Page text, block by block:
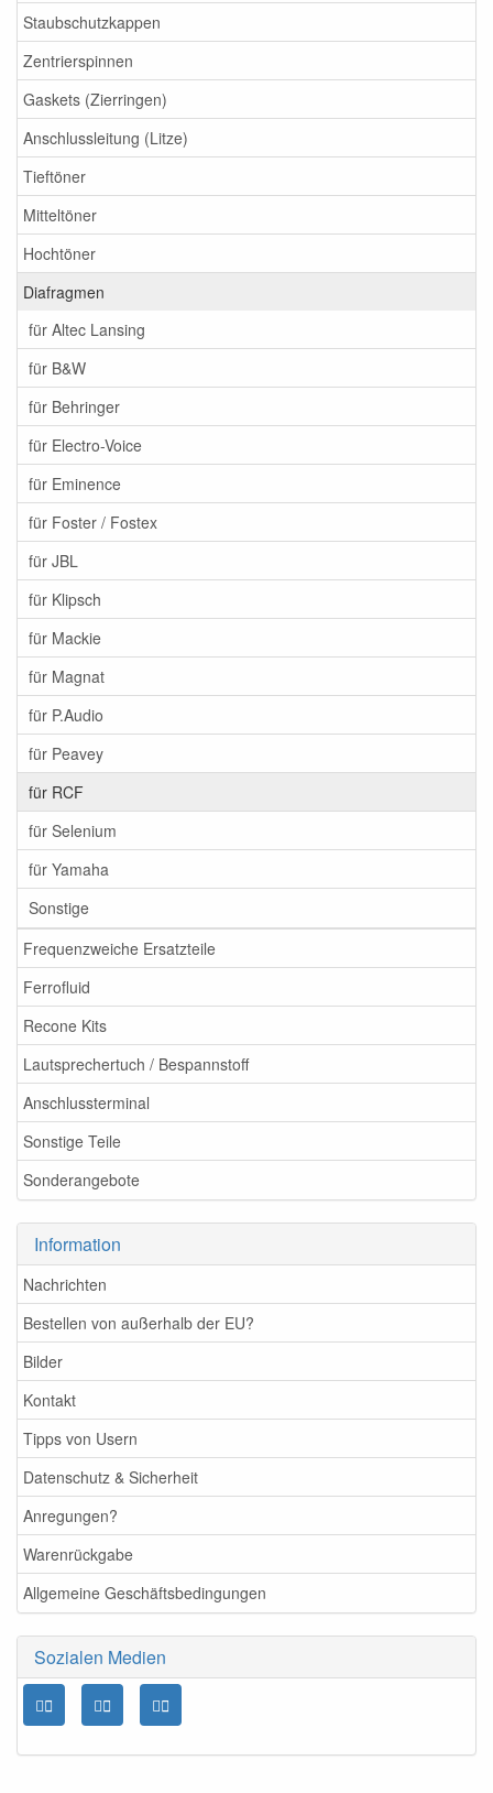
Staubschutzkappen
Zentrierspinnen
Gaskets (Zierringen)
Anschlussleitung (Litze)
Tieftöner
Mitteltöner
Hochtöner
Diafragmen
für Altec Lansing
für B&W
für Behringer
für Electro-Voice
für Eminence
für Foster / Fostex
für JBL
für Klipsch
für Mackie
für Magnat
für P.Audio
für Peavey
für RCF
für Selenium
für Yamaha
Sonstige
Frequenzweiche Ersatzteile
Ferrofluid
Recone Kits
Lautsprechertuch / Bespannstoff
Anschlussterminal
Sonstige Teile
Sonderangebote
Information
Nachrichten
Bestellen von außerhalb der EU?
Bilder
Kontakt
Tipps von Usern
Datenschutz & Sicherheit
Anregungen?
Warenrückgabe
Allgemeine Geschäftsbedingungen
Sozialen Medien